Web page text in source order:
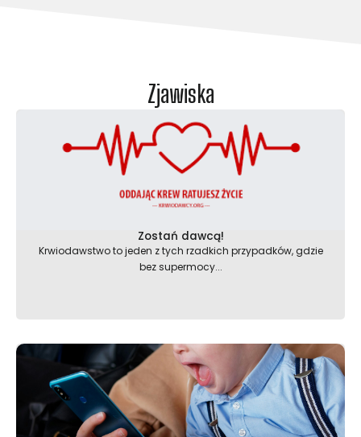
Zjawiska
Zostań dawcą!
Krwiodawstwo to jeden z tych rzadkich przypadków, gdzie
bez supermocy...